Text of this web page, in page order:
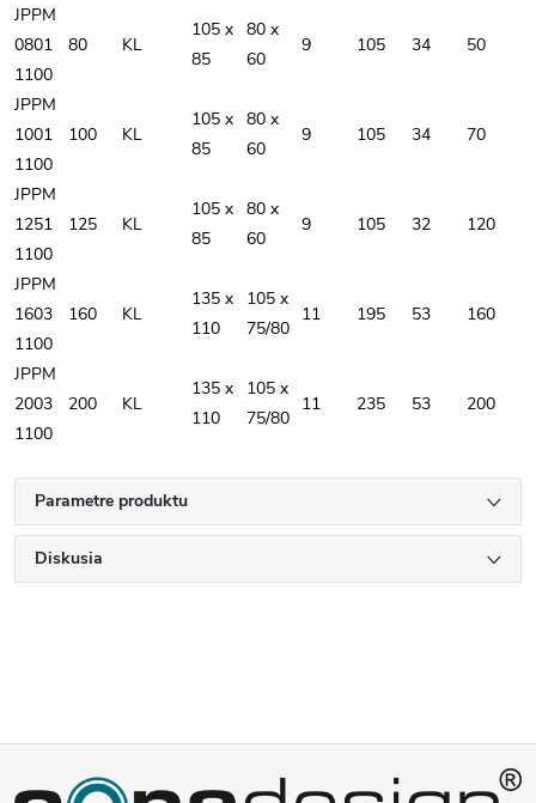
JPPM
0801
1100
80 KL
105 x
85
80 x
60
9 105 34 50
JPPM
1001
1100
100 KL
105 x
85
80 x
60
9 105 34 70
JPPM
1251
1100
125 KL
105 x
85
80 x
60
9 105 32 120
JPPM
1603
1100
160 KL
135 x
110
105 x
75/80
11 195 53 160
JPPM
2003
1100
200 KL
135 x
110
105 x
75/80
11 235 53 200
Parametre produktu
Diskusia